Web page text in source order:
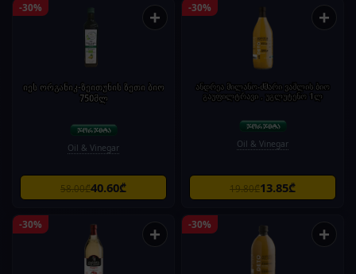
-30% +
იეს ორგანიკ-ზეითუნის ზეთი ბიო
750მლ
Oil & Vinegar
58.00₾40.60₾
-30% +
ანდრეა მილანო-ძმარი ვაშლის ბიო
გაუფილტრავი , უგლუტენო 1ლ
Oil & Vinegar
19.80₾13.85₾
-30% + -30% +